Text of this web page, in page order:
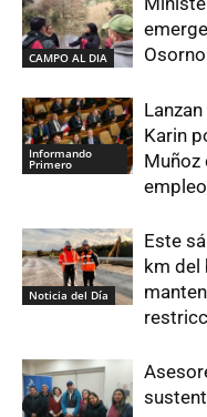
CAMPO AL DIA
Informando
Primero
Karin
Muñoz
Noticia del Día
Este
km del